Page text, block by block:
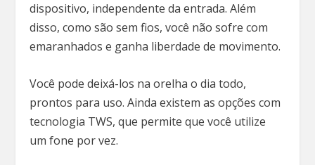
dispositivo, independente da entrada. Além
disso, como são sem fios, você não sofre com
emaranhados e ganha liberdade de movimento.
Você pode deixá-los na orelha o dia todo,
prontos para uso. Ainda existem as opções com
tecnologia TWS, que permite que você utilize
um fone por vez.